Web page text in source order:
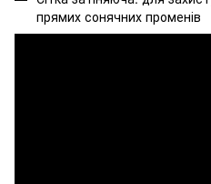
прямих сонячних променів